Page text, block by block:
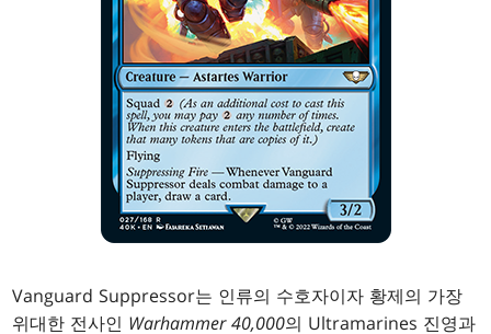
Vanguard Suppressor는 인류의 수호자이자 황제의 가장
위대한 전사인 Warhammer 40,000의 Ultramarines 진영과